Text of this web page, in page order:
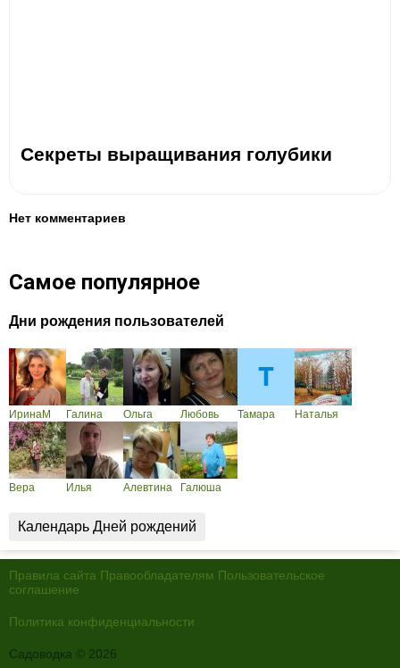
Секреты выращивания голубики
Нет комментариев
Самое популярное
Дни рождения пользователей
ИринаМ Галина Ольга Любовь Тамара Наталья
Вера Илья Алевтина Галюша
Календарь Дней рождений
Правила сайта Правообладателям Пользовательское
соглашение
Политика конфиденциальности
Садоводка © 2026